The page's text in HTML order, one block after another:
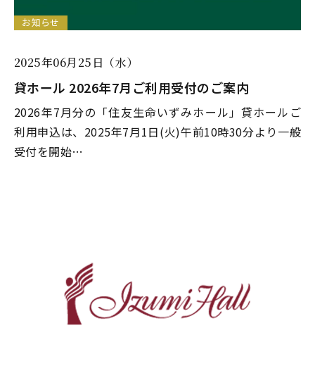
お知らせ
2025年06月25日（水）
貸ホール 2026年7月ご利用受付のご案内
2026年7月分の「住友生命いずみホール」貸ホールご
利用申込は、2025年7月1日(火)午前10時30分より一般
受付を開始…